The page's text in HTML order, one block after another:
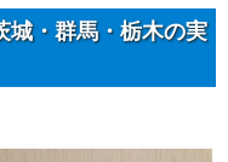
城・群馬・栃木の実